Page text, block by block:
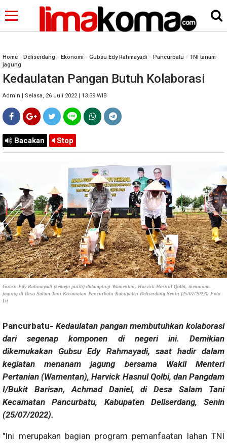
Home » Deliserdang » Ekonomi » Gubsu Edy Rahmayadi » Pancurbatu » TNI tanam
jagung
Kedaulatan Pangan Butuh Kolaborasi
Admin | Selasa, 26 Juli 2022 | 13.39 WIB
Bacakan Stop
Gubsu Edy Rahmayadi (kemeja putih) didampingi Wamentan, Harvick Hasnul Qolbi, menanam
jagung di Desa Salam Tani Kecamatan Pancurbatu Kabupaten Deliserdang Senin (25/07/2022). Foto
Ist
Pancurbatu- Kedaulatan pangan membutuhkan kolaborasi
dari segenap komponen di negeri ini. Demikian
dikemukakan Gubsu Edy Rahmayadi, saat hadir dalam
kegiatan menanam jagung bersama Wakil Menteri
Pertanian (Wamentan), Harvick Hasnul Qolbi, dan Pangdam
I/Bukit Barisan, Achmad Daniel, di Desa Salam Tani
Kecamatan Pancurbatu, Kabupaten Deliserdang, Senin
(25/07/2022).
"Ini merupakan bagian program pemanfaatan lahan TNI